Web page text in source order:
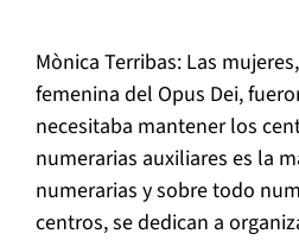
Mònica Terribas: Las
femenina del Opus Dei,
necesitaba mantener los
numerarias auxiliares es la
numerarias y sobre todo
centros, se dedican a